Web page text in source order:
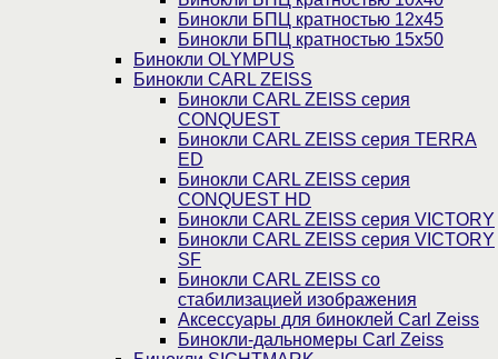
Бинокли БПЦ кратностью 12х45
Бинокли БПЦ кратностью 15х50
Бинокли OLYMPUS
Бинокли CARL ZEISS
Бинокли CARL ZEISS серия
CONQUEST
Бинокли CARL ZEISS серия TERRA
ED
Бинокли CARL ZEISS серия
CONQUEST HD
Бинокли CARL ZEISS серия VICTORY
Бинокли CARL ZEISS серия VICTORY
SF
Бинокли CARL ZEISS со
стабилизацией изображения
Аксессуары для биноклей Carl Zeiss
Бинокли-дальномеры Carl Zeiss